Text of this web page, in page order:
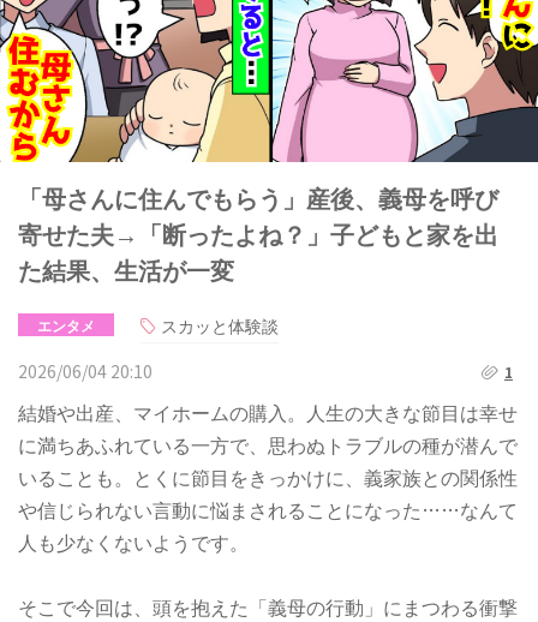
「母さんに住んでもらう」産後、義母を呼び
寄せた夫→「断ったよね？」子どもと家を出
た結果、生活が一変
エンタメ
スカッと体験談
2026/06/04 20:10
1
結婚や出産、マイホームの購入。人生の大きな節目は幸せ
に満ちあふれている一方で、思わぬトラブルの種が潜んで
いることも。とくに節目をきっかけに、義家族との関係性
や信じられない言動に悩まされることになった……なんて
人も少なくないようです。
そこで今回は、頭を抱えた「義母の行動」にまつわる衝撃